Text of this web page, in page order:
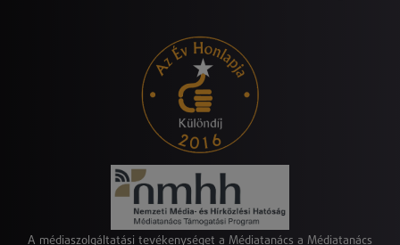
A médiaszolgáltatási tevékenységet a Médiatanács a Médiatanács